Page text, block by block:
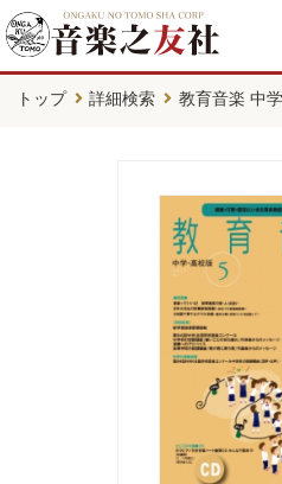
トップ 詳細検索 教育音楽 中